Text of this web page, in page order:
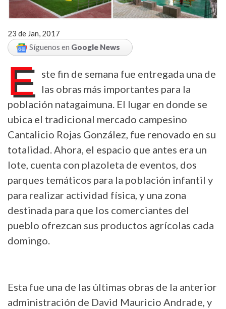
23 de Jan, 2017
Síguenos en Google News
E
ste fin de semana fue entregada una de
las obras más importantes para la
población natagaimuna. El lugar en donde se
ubica el tradicional mercado campesino
Cantalicio Rojas González, fue renovado en su
totalidad. Ahora, el espacio que antes era un
lote, cuenta con plazoleta de eventos, dos
parques temáticos para la población infantil y
para realizar actividad física, y una zona
destinada para que los comerciantes del
pueblo ofrezcan sus productos agrícolas cada
domingo.
Esta fue una de las últimas obras de la anterior
administración de David Mauricio Andrade, y